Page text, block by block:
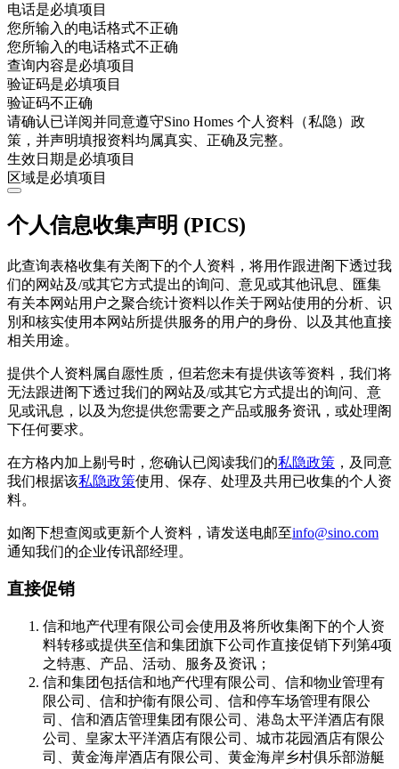
电话是必填项目
您所输入的电话格式不正确
您所输入的电话格式不正确
查询内容是必填项目
验证码是必填项目
验证码不正确
请确认已详阅并同意遵守Sino Homes 个人资料（私隐）政
策，并声明填报资料均属真实、正确及完整。
生效日期是必填项目
区域是必填项目
个人信息收集声明 (PICS)
此查询表格收集有关阁下的个人资料，将用作跟进阁下透过我
们的网站及/或其它方式提出的询问、意见或其他讯息、匯集
有关本网站用户之聚合统计资料以作关于网站使用的分析、识
別和核实使用本网站所提供服务的用户的身份、以及其他直接
相关用途。
提供个人资料属自愿性质，但若您未有提供该等资料，我们将
无法跟进阁下透过我们的网站及/或其它方式提出的询问、意
见或讯息，以及为您提供您需要之产品或服务资讯，或处理阁
下任何要求。
在方格内加上剔号时，您确认已阅读我们的私隐政策 ，及同意
我们根据该私隐政策使用、保存、处理及共用已收集的个人资
料。
如阁下想查阅或更新个人资料，请发送电邮至info@sino.com
通知我们的企业传讯部经理。
直接促销
信和地产代理有限公司会使用及将所收集阁下的个人资
料转移或提供至信和集团旗下公司作直接促销下列第4项
之特惠、产品、活动、服务及资讯；
信和集团包括信和地产代理有限公司、信和物业管理有
限公司、信和护衞有限公司、信和停车场管理有限公
司、信和酒店管理集团有限公司、港岛太平洋酒店有限
公司、皇家太平洋酒店有限公司、城市花园酒店有限公
司、黄金海岸酒店有限公司、黄金海岸乡村俱乐部游艇